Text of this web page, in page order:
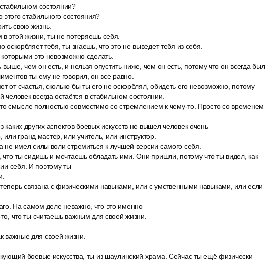
состоянии?
стабильного состояния?
свою жизнь.
этой жизни, ты не потеряешь себя.
оскорбляет тебя, ты знаешь, что это не выведет тебя из себя.
это невозможно сделать.
выше, чем он есть, и нельзя опустить ниже, чем он есть, потому что он всегда был
ты ему не говорил, он все равно.
от счастья, сколько бы ты его не оскорблял, обидеть его невозможно, потому
всегда остаётся в стабильном состоянии.
смысле полностью совместимо со стремлением к чему-то. Просто со временем
других аспектов боевых искусств не вышел человек очень
гранд мастер, или учитель, или инструктор.
не имел силы воли стремиться к лучшей версии самого себя.
что ты сидишь и мечтаешь обладать ими. Они пришли, потому что ты видел, как
себя. И поэтому ты
связана с физическими навыками, или с умственными навыками, или если
На самом деле неважно, что это именно
что ты считаешь важным для своей жизни.
важные для своей жизни.
боевые искусства, ты из шаулинский храма. Сейчас ты ещё физически